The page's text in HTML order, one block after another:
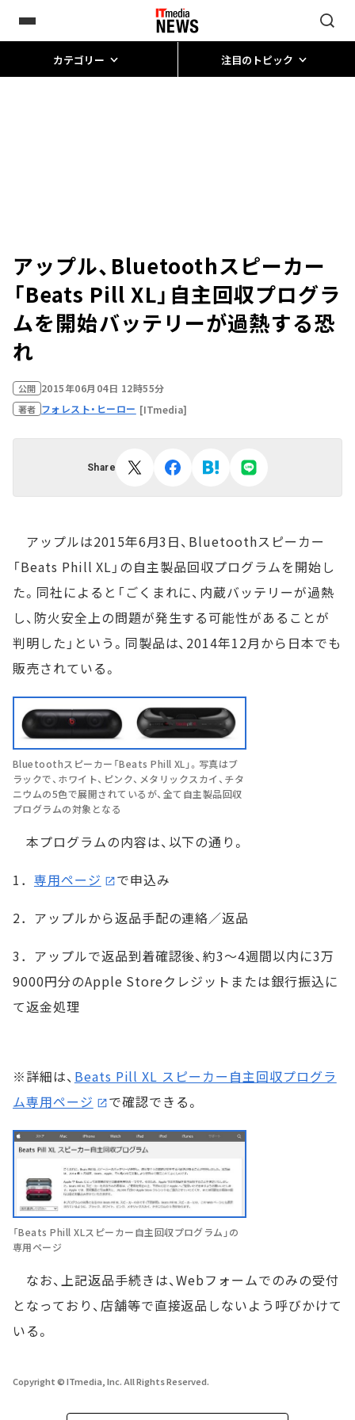
カテゴリー 注目のトピック
アップル、Bluetoothスピーカー
「Beats Pill XL」自主回収プログラ
ムを開始――バッテリーが過熱する恐
れ
公開 2015年06月04日 12時55分
著者 フォレスト・ヒーロー [ITmedia]
Share
アップルは2015年6月3日、Bluetoothスピーカー
「Beats Phill XL」の自主製品回収プログラムを開始し
た。同社によると「ごくまれに、内蔵バッテリーが過熱
し、防火安全上の問題が発生する可能性があることが
判明した」という。同製品は、2014年12月から日本でも
販売されている。
Bluetoothスピーカー「Beats Phill XL」。写真はブ
ラックで、ホワイト、ピンク、メタリックスカイ、チタ
ニウムの5色で展開されているが、全て自主製品回収
プログラムの対象となる
本プログラムの内容は、以下の通り。
1． 専用ページ
で申込み
2．アップルから返品手配の連絡／返品
3．アップルで返品到着確認後、約3～4週間以内に3万
9000円分のApple Storeクレジットまたは銀行振込に
て返金処理
※詳細は、 Beats Pill XL スピーカー自主回収プログラ
ム専用ページ
で確認できる。
「Beats Phill XLスピーカー自主回収プログラム」の
専用ページ
なお、上記返品手続きは、Webフォームでのみの受付
となっており、店舗等で直接返品しないよう呼びかけて
いる。
Copyright © ITmedia, Inc. All Rights Reserved.